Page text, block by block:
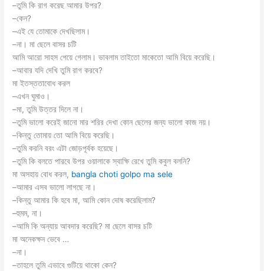
–তুমি কি রাগ করেছ আমার উপর?
–কেন?
–এই যে তোমাকে দেখছিলাম।
–না। মা ছেলে বাসর চটি
আমি আরো সাহস পেয়ে গেলাম। ভাবলাম তাইতো মাকেতো আমি বিয়ে করেছি।
–আবার যদি দেখি তুমি রাগ করবে?
মা ইতস্ততাবোধ করল
–এখন ঘুমাও।
–মা, তুমি উত্তর দিলে না।
–তুমি ভালো করেই জানো মার শরির দেখা কোন ছেলের জন্য ভালো কাজ নয়।
–কিন্তু তোমায় তো আমি বিয়ে করেছি।
–তুমি করনি বরং এটা জোড়পূর্বক হয়েছে।
–তুমি কি বলতে পারবে উপর ওয়ালাকে স্বাক্ষি রেখে তুমি কবুল বলনি?
মা অসহায় বোধ করল, bangla choti golpo ma sele
–আমার এসব ভালো লাগছে না।
–কিন্তু আমার কি হবে মা, আমি কোন দোষ করেছিলাম?
–হুমম, না।
–আমি কি অন্যায় আবদার করেছি? মা ছেলে বাসর চটি
মা অনেকক্ষন ভেবে …
–না।
–তাহলে তুমি এভাবে গুটিয়ে থাকো কেন?